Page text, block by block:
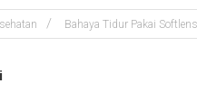
Bahaya Tidur Pakai